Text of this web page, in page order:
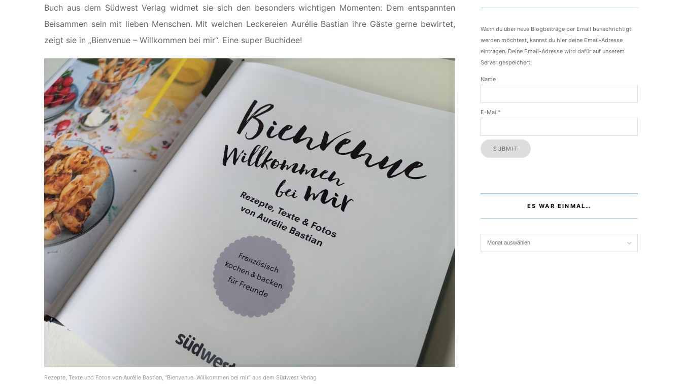
Buch aus dem Südwest Verlag widmet sie sich den besonders wichtigen Momenten: Dem entspannten
Beisammen sein mit lieben Menschen. Mit welchen Leckereien Aurélie Bastian ihre Gäste gerne bewirtet,
zeigt sie in „Bienvenue – Willkommen bei mir“. Eine super Buchidee!
Rezepte, Texte und Fotos von Aurélie Bastian, “Bienvenue. Willkommen bei mir” aus dem Südwest Verlag
Wenn du über neue Blogbeiträge per Email benachrichtigt
werden möchtest, kannst du hier deine Email-Adresse
eintragen. Deine Email-Adresse wird dafür auf unserem
Server gespeichert.
Name
E-Mail*
ES WAR EINMAL…